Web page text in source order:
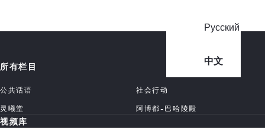
Русский
中文
所有栏目
公共话语
社会行动
灵曦堂
阿博都-巴哈陵殿
视频库